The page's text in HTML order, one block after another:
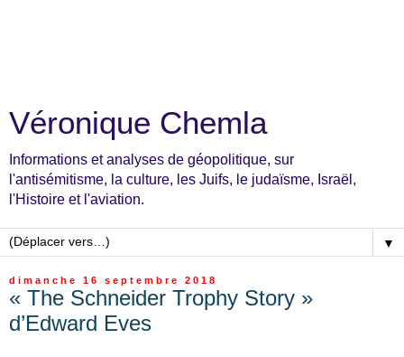
Véronique Chemla
Informations et analyses de géopolitique, sur
l'antisémitisme, la culture, les Juifs, le judaïsme, Israël,
l'Histoire et l'aviation.
▼
dimanche 16 septembre 2018
« The Schneider Trophy Story »
d’Edward Eves